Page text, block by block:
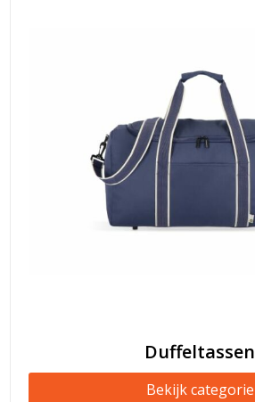
Duffeltassen
Bekijk categorie